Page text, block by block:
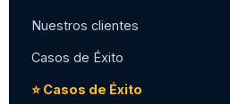
Nuestros clientes
Casos de Éxito
⭐ Casos de Éxito